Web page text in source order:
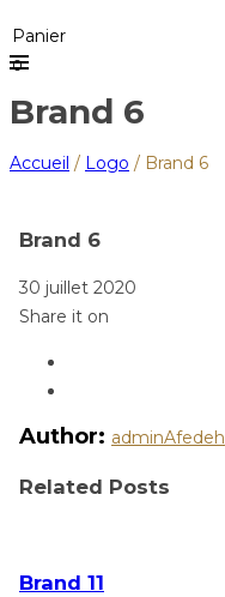
Panier
0
Brand 6
Accueil / Logo / Brand 6
Brand 6
30 juillet 2020
Share it on
Author: adminAfedeh
Related Posts
Brand 11